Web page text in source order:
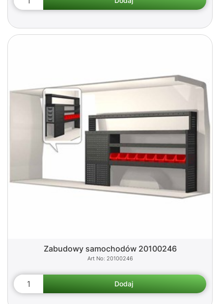
Zabudowy samochodów 20100246
20100246